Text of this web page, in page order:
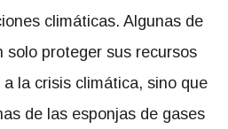
climáticas. Algunas de
solo proteger sus recursos
la crisis climática, sino que
de las esponjas de gases